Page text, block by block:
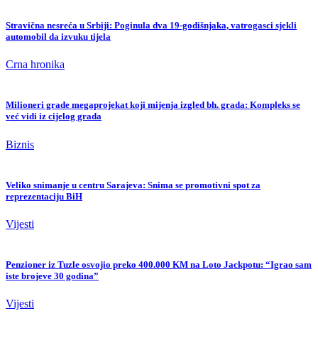
Stravična nesreća u Srbiji: Poginula dva 19-godišnjaka, vatrogasci sjekli
automobil da izvuku tijela
Crna hronika
Milioneri grade megaprojekat koji mijenja izgled bh. grada: Kompleks se
već vidi iz cijelog grada
Biznis
Veliko snimanje u centru Sarajeva: Snima se promotivni spot za
reprezentaciju BiH
Vijesti
Penzioner iz Tuzle osvojio preko 400.000 KM na Loto Jackpotu: “Igrao sam
iste brojeve 30 godina”
Vijesti